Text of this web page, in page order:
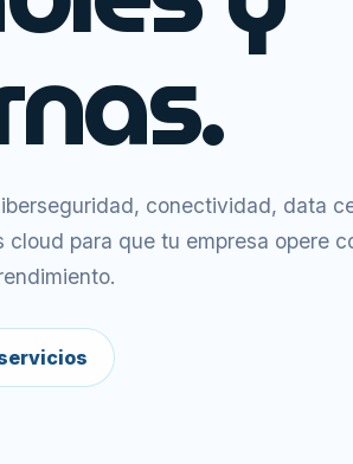
conectividad, data
para que tu empresa opere